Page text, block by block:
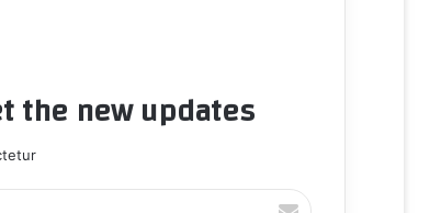
the new updates!
أ